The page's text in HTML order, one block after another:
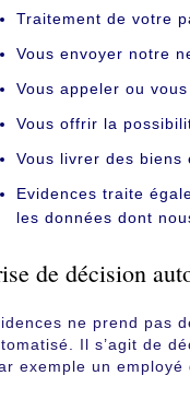
Traitement de votre
Vous envoyer notre
Vous appeler ou
Vous offrir la
Vous livrer des biens
Evidences traite
les données dont
de décision
ne prend pas
Il s’agit de
exemple un employé